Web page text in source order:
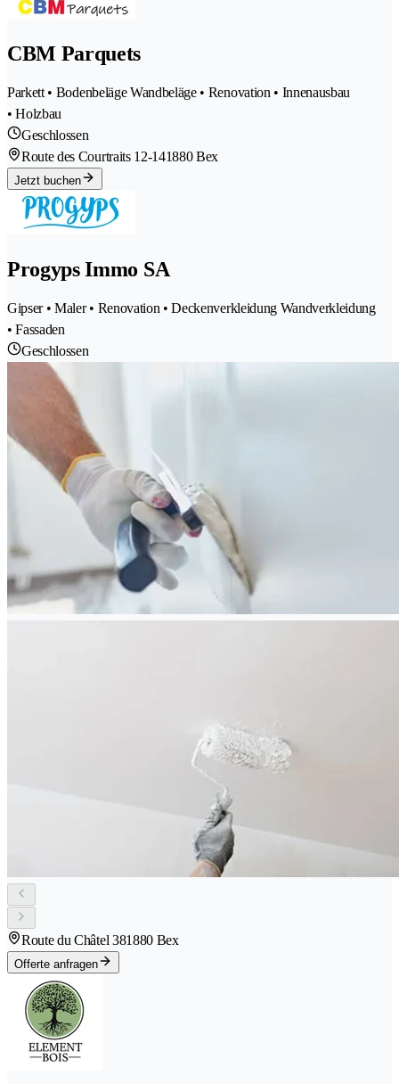
CBM Parquets
Parkett • Bodenbeläge Wandbeläge • Renovation • Innenausbau
• Holzbau
Geschlossen
Route des Courtraits 12-141880 Bex
Jetzt buchen
Progyps Immo SA
Gipser • Maler • Renovation • Deckenverkleidung Wandverkleidung
• Fassaden
Geschlossen
Route du Châtel 381880 Bex
Offerte anfragen